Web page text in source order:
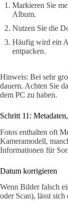
Markieren Sie
Album.
Nutzen Sie die
Häufig wird ein
entpacken.
Hinweis: Bei sehr
dauern. Achten Sie
dem PC zu haben.
Schritt 11:
Fotos enthalten oft
Kameramodell,
Informationen für
Datum korrigieren
Wenn Bilder falsch
oder Scan), lässt sich